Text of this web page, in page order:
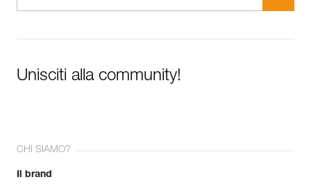
Unisciti alla community!
CHI SIAMO?
Il brand